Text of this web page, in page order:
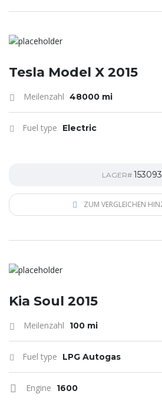
Tesla Model X 2015
Meilenzahl 48000 mi
Fuel type Electric
LAGER# 153093
ZUM VERGLEICHEN
Kia Soul 2015
Meilenzahl 100 mi
Fuel type LPG Autogas
Engine 1600